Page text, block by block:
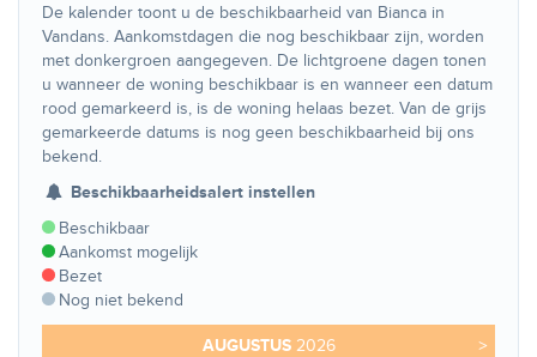
De kalender toont u de beschikbaarheid van Bianca in
Vandans. Aankomstdagen die nog beschikbaar zijn, worden
met donkergroen aangegeven. De lichtgroene dagen tonen
u wanneer de woning beschikbaar is en wanneer een datum
rood gemarkeerd is, is de woning helaas bezet. Van de grijs
gemarkeerde datums is nog geen beschikbaarheid bij ons
bekend.
Beschikbaarheidsalert instellen
Beschikbaar
Aankomst mogelijk
Bezet
Nog niet bekend
>
AUGUSTUS 2026